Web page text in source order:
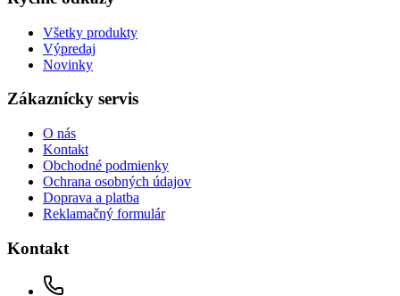
Všetky produkty
Výpredaj
Novinky
Zákaznícky servis
O nás
Kontakt
Obchodné podmienky
Ochrana osobných údajov
Doprava a platba
Reklamačný formulár
Kontakt